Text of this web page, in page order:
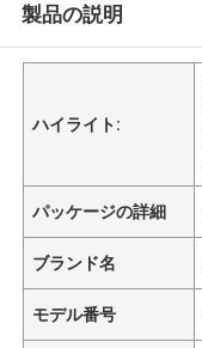
製品の説明
ハイライト:
パッケージの詳細
ブランド名
モデル番号